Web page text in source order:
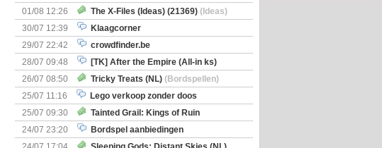
01/08 12:26
The X-Files (Ideas) (21369) (Ideas)
30/07 12:39
Klaagcorner
29/07 22:42
crowdfinder.be
28/07 09:48
[TK] After the Empire (All-in ks)
26/07 08:50
Tricky Treats (NL) (Bordspellen)
25/07 11:16
Lego verkoop zonder doos
25/07 09:30
Tainted Grail: Kings of Ruin
Uitbreiding: Wyrd Encounters(Bordspellen)
24/07 23:20
Bordspel aanbiedingen